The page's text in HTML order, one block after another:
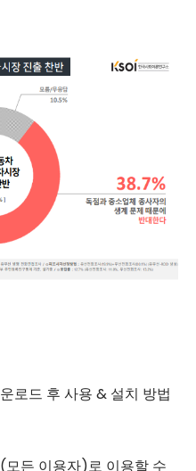
로드 후 사용 & 설치 방법
든 이용자)로 이용할 수